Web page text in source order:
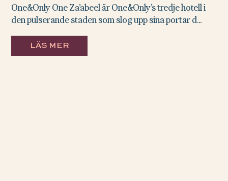
One&Only One Za’abeel är One&Only’s tredje hotell i
den pulserande staden som slog upp sina portar d...
LÄS MER